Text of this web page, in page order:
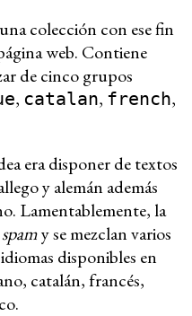
colección con ese fin
web. Contiene
de cinco grupos
, catalan, french,
era disponer de textos
y alemán además
Lamentablemente, la
spamy se mezclan varios
disponibles en
catalán, francés,